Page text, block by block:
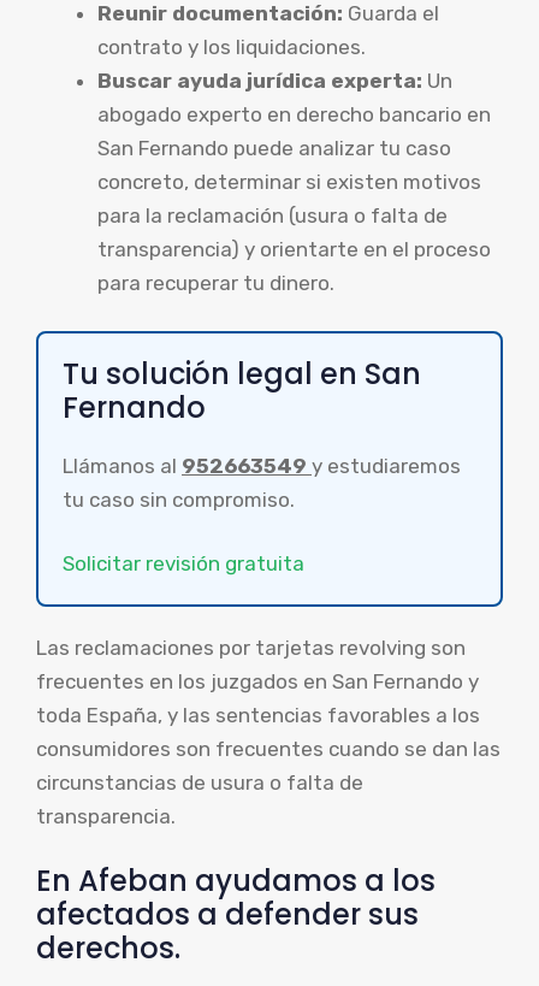
Reunir documentación: Guarda el
contrato y los liquidaciones.
Buscar ayuda jurídica experta: Un
abogado experto en derecho bancario en
San Fernando puede analizar tu caso
concreto, determinar si existen motivos
para la reclamación (usura o falta de
transparencia) y orientarte en el proceso
para recuperar tu dinero.
Tu solución legal en San
Fernando
Llámanos al 952663549 y estudiaremos
tu caso sin compromiso.
Solicitar revisión gratuita
Las reclamaciones por tarjetas revolving son
frecuentes en los juzgados en San Fernando y
toda España, y las sentencias favorables a los
consumidores son frecuentes cuando se dan las
circunstancias de usura o falta de
transparencia.
En Afeban ayudamos a los
afectados a defender sus
derechos.